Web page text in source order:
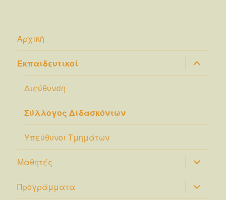
Αρχική
Εκπαιδευτικοί του
μενού
Διεύθυνση
Σύλλογος Διδασκόντων
Υπεύθυνοι Τμημάτων
Μαθητές του
μενού
Προγράμματα του